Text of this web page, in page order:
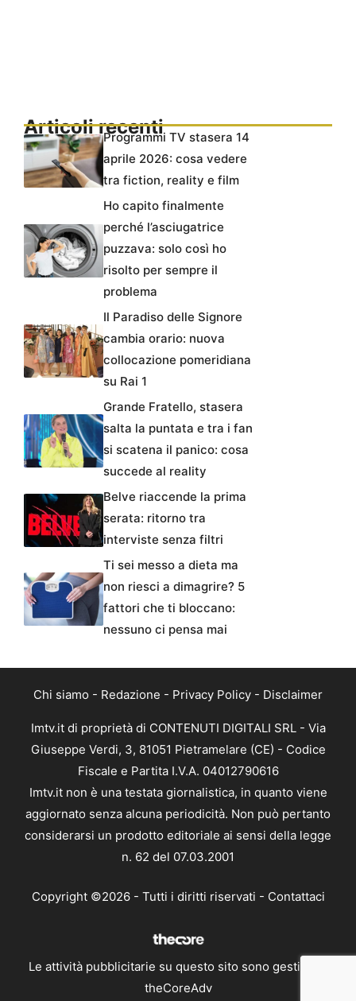
Articoli recentiProgrammi TV stasera 14
aprile 2026: cosa vedere
tra fiction, reality e film
Ho capito finalmente
perché l’asciugatrice
puzzava: solo così ho
risolto per sempre il
problema
Il Paradiso delle Signore
cambia orario: nuova
collocazione pomeridiana
su Rai 1
Grande Fratello, stasera
salta la puntata e tra i fan
si scatena il panico: cosa
succede al reality
Belve riaccende la prima
serata: ritorno tra
interviste senza filtri
Ti sei messo a dieta ma
non riesci a dimagrire? 5
fattori che ti bloccano:
nessuno ci pensa mai
Chi siamo - Redazione - Privacy Policy - Disclaimer
Imtv.it di proprietà di CONTENUTI DIGITALI SRL - Via
Giuseppe Verdi, 3, 81051 Pietramelare (CE) - Codice
Fiscale e Partita I.V.A. 04012790616
Imtv.it non è una testata giornalistica, in quanto viene
aggiornato senza alcuna periodicità. Non può pertanto
considerarsi un prodotto editoriale ai sensi della legge
n. 62 del 07.03.2001
Copyright ©2026 - Tutti i diritti riservati - Contattaci
Le attività pubblicitarie su questo sito sono gestite da
theCoreAdv